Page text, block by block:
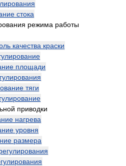
стока
режима работы
качества краски
площади
тяги
приводки
нагрева
уровня
размера